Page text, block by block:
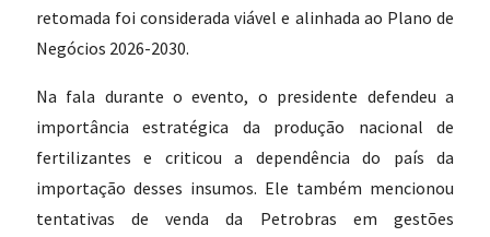
retomada foi considerada viável e alinhada ao Plano de
Negócios 2026-2030.
Na fala durante o evento, o presidente defendeu a
importância estratégica da produção nacional de
fertilizantes e criticou a dependência do país da
importação desses insumos. Ele também mencionou
tentativas de venda da Petrobras em gestões